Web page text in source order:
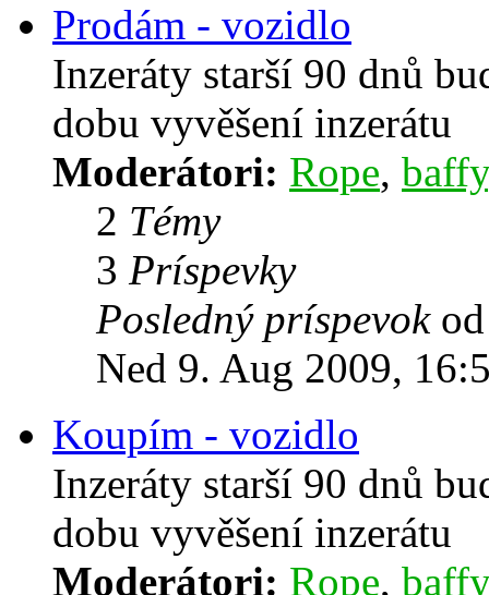
Prodám - vozidlo
Inzeráty starší 90 dnů
dobu vyvěšení inzerátu
Moderátori: Rope, baffy
2 Témy
3 Príspevky
Posledný príspevok
Ned 9. Aug 2009,
Koupím - vozidlo
Inzeráty starší 90 dnů
dobu vyvěšení inzerátu
Moderátori: Rope, baffy